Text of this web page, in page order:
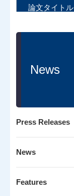
論文タイトル
News
Press Releases
News
Features